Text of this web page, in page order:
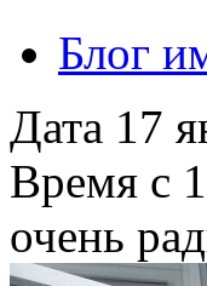
Блог
Дата 17
Время с
очень